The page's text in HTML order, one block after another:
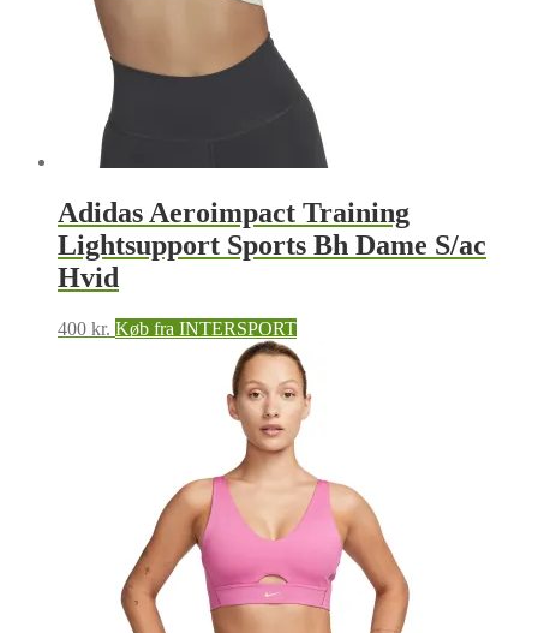
Adidas Aeroimpact Training
Lightsupport Sports Bh Dame S/ac
Hvid
400 kr. Køb fra INTERSPORT